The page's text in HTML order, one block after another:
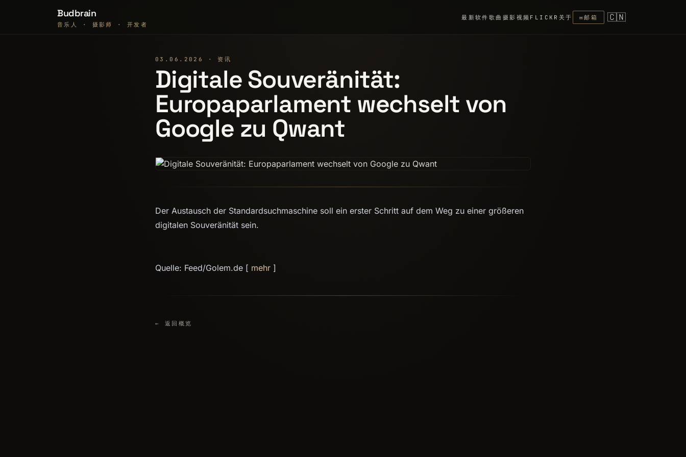
Budbrain
音乐人 · 摄影师 · 开发者
最新软件 歌曲 摄影 视频 FLICKR 关于 ✉邮箱 🇨🇳
03.06.2026 · 资讯
Digitale Souveränität:
Europaparlament wechselt von
Google zu Qwant
Der Austausch der Standardsuchmaschine soll ein erster Schritt auf dem Weg zu einer größeren
digitalen Souveränität sein.
Quelle: Feed/Golem.de [ mehr ]
← 返回概览